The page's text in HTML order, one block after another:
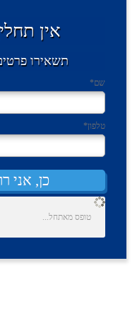
אין
תשאירו
שם*
טלפון*
כן, אני
טופס מאתחל...